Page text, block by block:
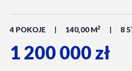
4 POKOJE 140,00 M2 8
1 200 000 zł